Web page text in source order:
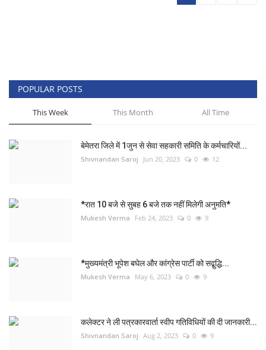
POPULAR POSTS
This Week This Month All Time
बेमेतरा जिले में 1जुन से सेवा सहकारी समिति के कर्मचारियों...
Shivnandan Saroj Jun 20, 2023 0 12
*रात 10 बजे से सुबह 6 बजे तक नहीं मिलेगी अनुमति*
Mukesh Verma Feb 24, 2023 0 9
*मुख्यमंत्री भूपेश बघेल और कांग्रेस पार्टी को सद्बुद्धि...
Mukesh Verma May 6, 2023 0 9
कलेक्टर ने ली पत्रकारवार्ता स्वीप गतिविधियों की दी जानकारी...
Shivnandan Saroj Aug 2, 2023 0 9